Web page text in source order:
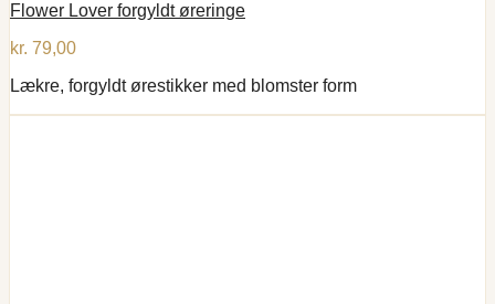
Flower Lover forgyldt øreringe
kr. 79,00
Lækre, forgyldt ørestikker med blomster form